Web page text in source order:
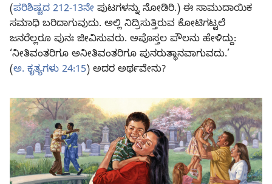
(ಪರಿಶಿಷ್ಟದ 212-13ನೇ ಪುಟಗಳನ್ನು ನೋಡಿರಿ.) ಈ ಸಾಮುದಾಯಿಕ
ಸಮಾಧಿ ಬರಿದಾಗುವುದು. ಅಲ್ಲಿ ನಿದ್ರಿಸುತ್ತಿರುವ ಕೋಟಿಗಟ್ಟಲೆ
ಜನರೆಲ್ಲರೂ ಪುನಃ ಜೀವಿಸುವರು. ಅಪೊಸ್ತಲ ಪೌಲನು ಹೇಳಿದ್ದು:
‘ನೀತಿವಂತರಿಗೂ ಅನೀತಿವಂತರಿಗೂ ಪುನರುತ್ಥಾನವಾಗುವದು.’
(ಅ. ಕೃತ್ಯಗಳು 24:15) ಅದರ ಅರ್ಥವೇನು?